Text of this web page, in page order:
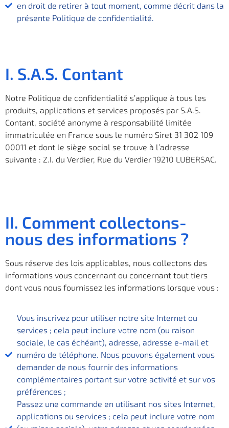
en droit de retirer à tout moment, comme décrit dans la
présente Politique de confidentialité.
I. S.A.S. Contant
Notre Politique de confidentialité s’applique à tous les
produits, applications et services proposés par S.A.S.
Contant, société anonyme à responsabilité limitée
immatriculée en France sous le numéro Siret 31 302 109
00011 et dont le siège social se trouve à l’adresse
suivante : Z.I. du Verdier, Rue du Verdier 19210 LUBERSAC.
II. Comment collectons-
nous des informations ?
Sous réserve des lois applicables, nous collectons des
informations vous concernant ou concernant tout tiers
dont vous nous fournissez les informations lorsque vous :
Vous inscrivez pour utiliser notre site Internet ou
services ; cela peut inclure votre nom (ou raison
sociale, le cas échéant), adresse, adresse e-mail et
numéro de téléphone. Nous pouvons également vous
demander de nous fournir des informations
complémentaires portant sur votre activité et sur vos
préférences ;
Passez une commande en utilisant nos sites Internet,
applications ou services ; cela peut inclure votre nom